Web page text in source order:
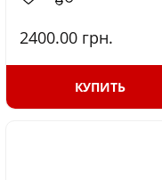
2400.00 грн.
КУПИТЬ